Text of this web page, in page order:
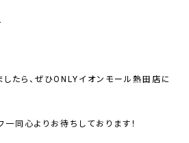
たら、ぜひONLYイオンモール熱田店 に
同心よりお待ちしております！